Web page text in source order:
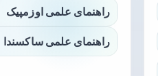
راهنمای علمی اوزمپیک
راهنمای علمی ساکسندا